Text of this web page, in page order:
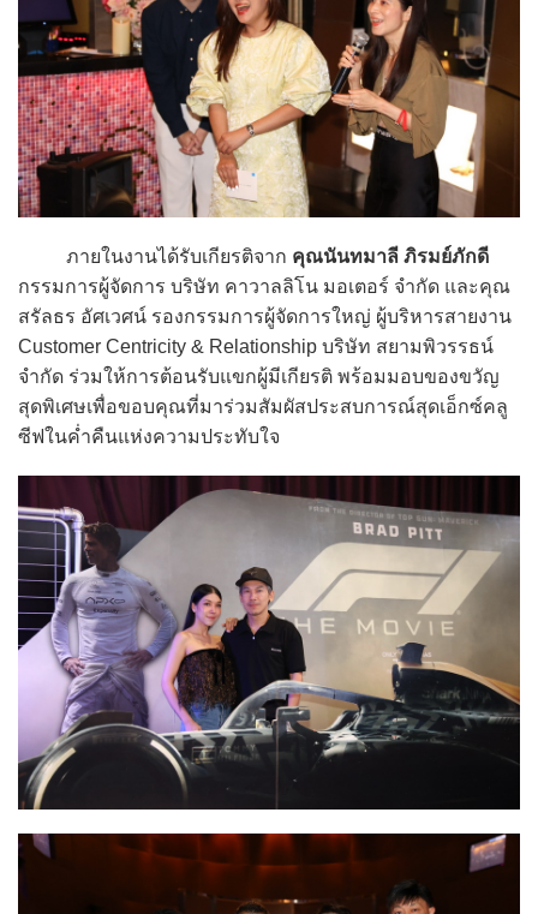
ภายในงานได้รับเกียรติจาก คุณนันทมาลี ภิรมย์ภักดี
กรรมการผู้จัดการ บริษัท คาวาลลิโน มอเตอร์ จำกัด และคุณ
สรัลธร อัศเวศน์ รองกรรมการผู้จัดการใหญ่ ผู้บริหารสายงาน
Customer Centricity & Relationship บริษัท สยามพิวรรธน์
จำกัด ร่วมให้การต้อนรับแขกผู้มีเกียรติ พร้อมมอบของขวัญ
สุดพิเศษเพื่อขอบคุณที่มาร่วมสัมผัสประสบการณ์สุดเอ็กซ์คลู
ซีฟในค่ำคืนแห่งความประทับใจ